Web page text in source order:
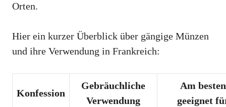
Orten.
Hier ein kurzer Überblick über gängige Münzen
und ihre Verwendung in Frankreich:
Konfession
Gebräuchliche
Verwendung
Am besten
geeignet